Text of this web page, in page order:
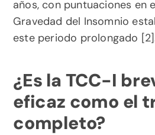
años, con puntuaciones en
Gravedad del Insomnio
este periodo prolongado
¿Es la TCC-I
eficaz como el
completo?